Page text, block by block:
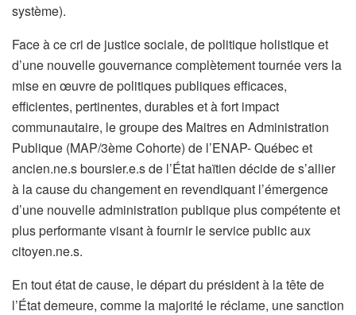
système).
Face à ce cri de justice sociale, de politique holistique et
d’une nouvelle gouvernance complètement tournée vers la
mise en œuvre de politiques publiques efficaces,
efficientes, pertinentes, durables et à fort impact
communautaire, le groupe des Maitres en Administration
Publique (MAP/3ème Cohorte) de l’ENAP- Québec et
ancien.ne.s boursier.e.s de l’État haïtien décide de s’allier
à la cause du changement en revendiquant l’émergence
d’une nouvelle administration publique plus compétente et
plus performante visant à fournir le service public aux
citoyen.ne.s.
En tout état de cause, le départ du président à la tête de
l’État demeure, comme la majorité le réclame, une sanction